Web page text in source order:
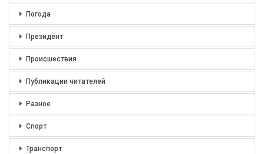
Погода
Президент
Происшествия
Публикации читателей
Разное
Спорт
Транспорт